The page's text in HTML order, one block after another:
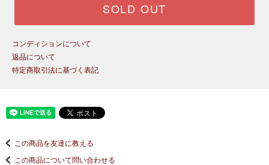
SOLD OUT
コンディションについて
返品について
特定商取引法に基づく表記
この商品を友達に教える
この商品について問い合わせる